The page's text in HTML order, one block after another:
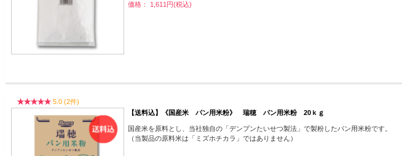
価格： 1,611円(税込)
5.0 (2件)
【送料込】《国産米 パン用米粉》 瑞穂 パン用米粉 20ｋｇ
国産米を原料とし、当社独自の「デンプンたいせつ製法」で製粉したパン用米粉です。
（当製品の原料米は「ミズホチカラ」ではありません）